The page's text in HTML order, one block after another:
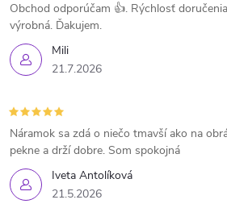
Mili
21.7.2026
Obchod odporúčam 👍. Rýchlosť
výrobná. Ďakujem.
Iveta Antolíková
21.5.2026
Náramok sa zdá o niečo tmavší ako na
pekne a drží dobre. Som spokojná